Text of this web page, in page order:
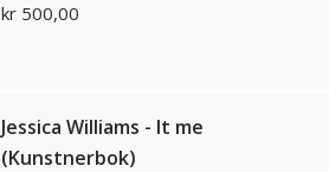
kr500,00
Jessica Williams - It me
(Kunstnerbok)